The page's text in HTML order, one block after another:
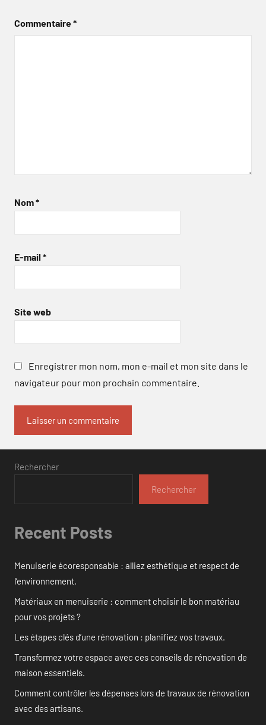
Commentaire*
Nom*
E-mail *
Site web
Enregistrer mon nom, mon e-mail et mon site dans le
navigateur pour mon prochain commentaire.
Rechercher
Rechercher
Recent Posts
Menuiserie écoresponsable : alliez esthétique et respect de
l’environnement.
Matériaux en menuiserie : comment choisir le bon matériau
pour vos projets ?
Les étapes clés d’une rénovation : planifiez vos travaux.
Transformez votre espace avec ces conseils de rénovation de
maison essentiels.
Comment contrôler les dépenses lors de travaux de rénovation
avec des artisans.